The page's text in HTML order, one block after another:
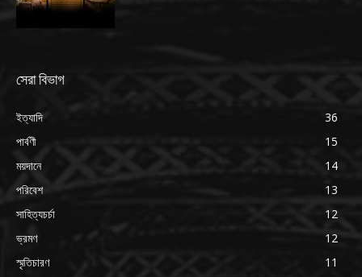
সেরা বিভাগ
ইত্যাদি
36
পার্বণী
15
ময়দানে
14
পরিবেশ
13
সাহিত্যচর্চা
12
ভ্রমণ
12
স্মৃতিচারণ
11